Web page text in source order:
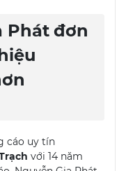
Phát đơn
cáo uy tín
với 14 năm